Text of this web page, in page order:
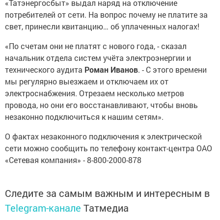
«Татэнергосбыт» выдал наряд на отключение
потребителей от сети. На вопрос почему не платите за
свет, принесли квитанцию… об уплаченных налогах!
«По счетам они не платят с нового года, - сказал
начальник отдела систем учёта электроэнергии и
технического аудита Роман Иванов. - С этого времени
мы регулярно выезжаем и отключаем их от
электроснабжения. Отрезаем несколько метров
провода, но они его восстанавливают, чтобы вновь
незаконно подключиться к нашим сетям».
О фактах незаконного подключения к электрической
сети можно сообщить по телефону контакт-центра ОАО
«Сетевая компания» - 8-800-2000-878
Следите за самым важным и интересным в
Telegram-канале Татмедиа